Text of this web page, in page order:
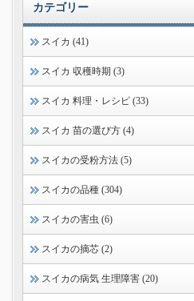
カテゴリー
スイカ (41)
スイカ 収穫時期 (3)
スイカ 料理・レシピ (33)
スイカ 苗の選び方 (4)
スイカの受粉方法 (5)
スイカの品種 (304)
スイカの害虫 (6)
スイカの摘芯 (2)
スイカの病気 生理障害 (20)